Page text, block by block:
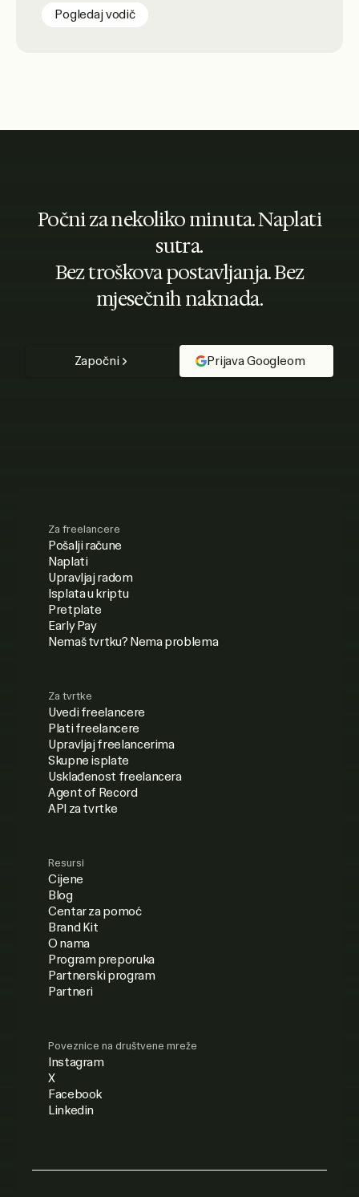
Pogledaj vodič
Počni za nekoliko minuta. Naplati
sutra.
Bez troškova postavljanja. Bez
mjesečnih naknada.
Započni Prijava Googleom
Za freelancere
Pošalji račune
Naplati
Upravljaj radom
Isplata u kriptu
Pretplate
Early Pay
Nemaš tvrtku? Nema problema
Za tvrtke
Uvedi freelancere
Plati freelancere
Upravljaj freelancerima
Skupne isplate
Usklađenost freelancera
Agent of Record
API za tvrtke
Resursi
Cijene
Blog
Centar za pomoć
Brand Kit
O nama
Program preporuka
Partnerski program
Partneri
Poveznice na društvene mreže
Instagram
X
Facebook
Linkedin